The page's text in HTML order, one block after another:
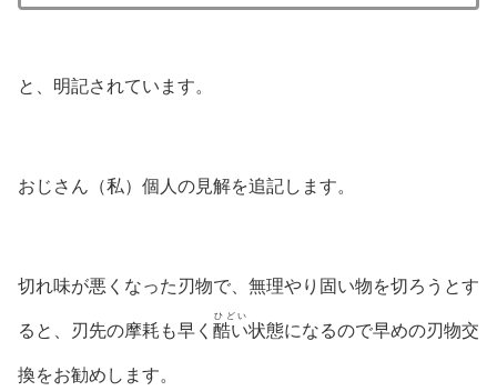
と、明記されています。
おじさん（私）個人の見解を追記します。
切れ味が悪くなった刃物で、無理やり固い物を切ろうとす
ると、刃先の摩耗も早く 酷い
ひどい
状態になるので早めの刃物交
換をお勧めします。